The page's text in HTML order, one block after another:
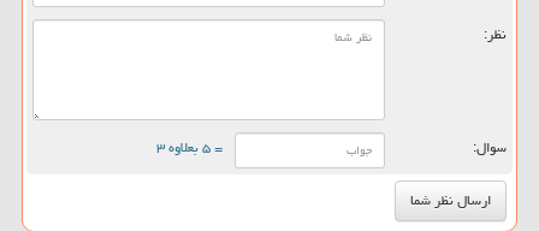
نظر:
سوال: = ۵ بعلاوه ۳